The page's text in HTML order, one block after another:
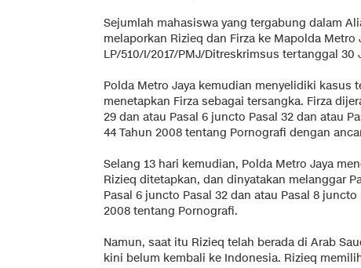
Sejumlah mahasiswa yang tergabung dalam
melaporkan Rizieq dan Firza ke Mapolda
LP/510/I/2017/PMJ/Ditreskrimsus tertanggal 30
Polda Metro Jaya kemudian menyelidiki kasus
menetapkan Firza sebagai tersangka. Firza
29 dan atau Pasal 6 juncto Pasal 32 dan atau
44 Tahun 2008 tentang Pornografi dengan
Selang 13 hari kemudian, Polda Metro Jaya
Rizieq ditetapkan, dan dinyatakan melanggar
Pasal 6 juncto Pasal 32 dan atau Pasal 8
2008 tentang Pornografi.
Namun, saat itu Rizieq telah berada di Arab
kini belum kembali ke Indonesia. Rizieq